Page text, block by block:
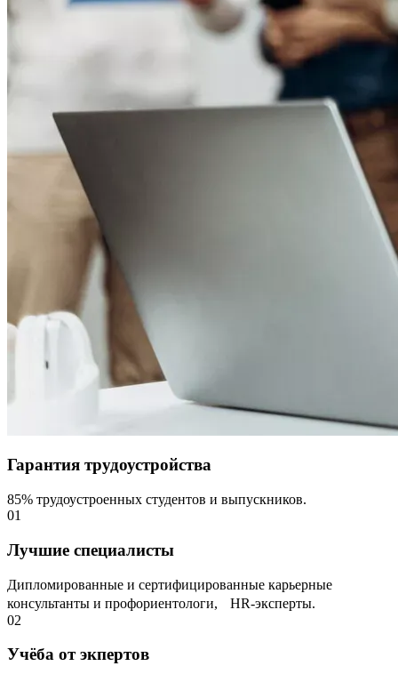
Гарантия трудоустройства
85% трудоустроенных студентов и выпускников.
01
Лучшие специалисты
Дипломированные и сертифицированные карьерные
консультанты и профориентологи, НR-эксперты.
02
Учёба от экпертов